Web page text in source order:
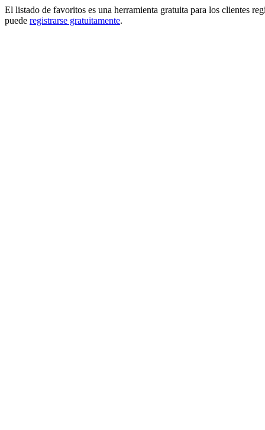
El listado de favoritos es una herramienta gratuita para los clientes
puede registrarse gratuitamente.